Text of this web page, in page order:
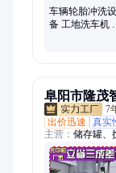
车辆轮胎冲洗设
备 工地洗车机
阜阳市隆茂
7
出价迅速
真实
主营： 储存罐、
炮机、洗车机
设备、站冲洗